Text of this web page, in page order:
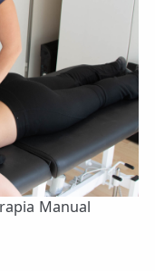
Manual